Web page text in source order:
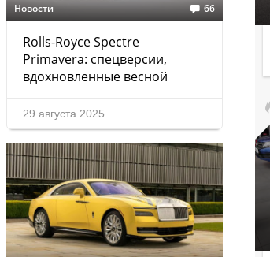
Новости 66
Rolls-Royce Spectre
Primavera: спецверсии,
вдохновленные весной
29 августа 2025